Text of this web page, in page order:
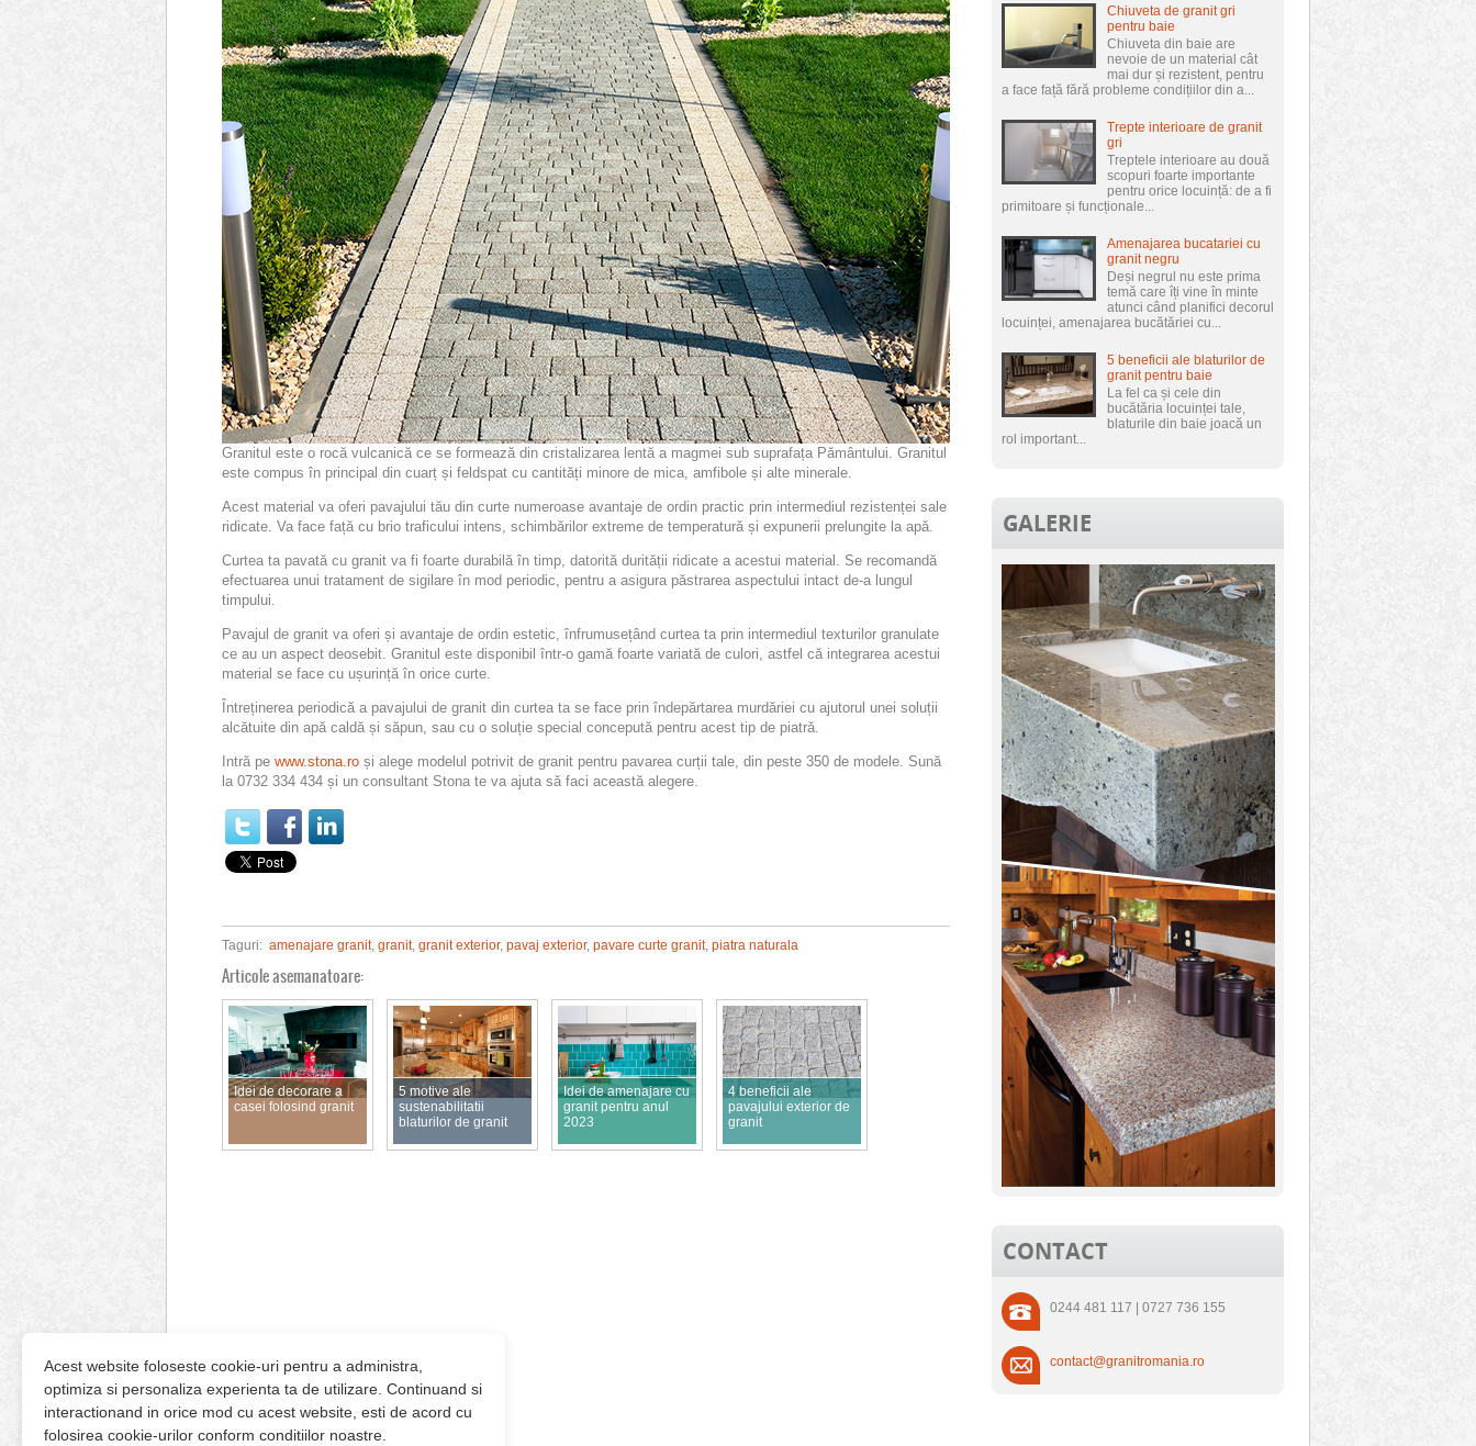
Acest website foloseste cookie-uri pentru a administra,
optimiza si personaliza experienta ta de utilizare. Continuand si
interactionand in orice mod cu acest website, esti de acord cu
folosirea cookie-urilor conform conditiilor noastre.
Chiuveta de granit gri
pentru baie
Chiuveta din baie are
nevoie de un material cât
mai dur și rezistent, pentru
a face față fără probleme condițiilor din a...
Trepte interioare de granit
gri
Treptele interioare au două
scopuri foarte importante
pentru orice locuință: de a fi
primitoare și funcționale...
Amenajarea bucatariei cu
granit negru
Deși negrul nu este prima
temă care îți vine în minte
atunci când planifici decorul
locuinței, amenajarea bucătăriei cu...
5 beneficii ale blaturilor de
granit pentru baie
La fel ca și cele din
bucătăria locuinței tale,
blaturile din baie joacă un
rol important...
GALERIE
CONTACT
0244 481 117 | 0727 736 155
contact@granitromania.ro
Granitul este o rocă vulcanică ce se formează din cristalizarea lentă a magmei sub suprafața Pământului. Granitul
este compus în principal din cuarț și feldspat cu cantități minore de mica, amfibole și alte minerale.
Acest material va oferi pavajului tău din curte numeroase avantaje de ordin practic prin intermediul rezistenței sale
ridicate. Va face față cu brio traficului intens, schimbărilor extreme de temperatură și expunerii prelungite la apă.
Curtea ta pavată cu granit va fi foarte durabilă în timp, datorită durității ridicate a acestui material. Se recomandă
efectuarea unui tratament de sigilare în mod periodic, pentru a asigura păstrarea aspectului intact de-a lungul
timpului.
Pavajul de granit va oferi și avantaje de ordin estetic, înfrumusețând curtea ta prin intermediul texturilor granulate
ce au un aspect deosebit. Granitul este disponibil într-o gamă foarte variată de culori, astfel că integrarea acestui
material se face cu ușurință în orice curte.
Întreținerea periodică a pavajului de granit din curtea ta se face prin îndepărtarea murdăriei cu ajutorul unei soluții
alcătuite din apă caldă și săpun, sau cu o soluție special concepută pentru acest tip de piatră.
Intră pe www.stona.ro și alege modelul potrivit de granit pentru pavarea curții tale, din peste 350 de modele. Sună
la 0732 334 434 și un consultant Stona te va ajuta să faci această alegere.
Taguri: amenajare granit, granit, granit exterior, pavaj exterior, pavare curte granit, piatra naturala
Articole asemanatoare:
Idei de decorare a
casei folosind granit
5 motive ale
sustenabilitatii
blaturilor de granit
Idei de amenajare cu
granit pentru anul
2023
4 beneficii ale
pavajului exterior de
granit